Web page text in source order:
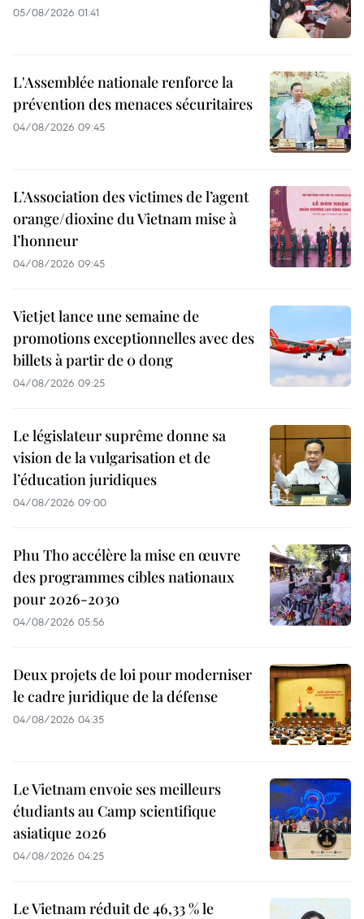
05/08/2026 01:41
L'Assemblée nationale renforce la
prévention des menaces sécuritaires
04/08/2026 09:45
L’Association des victimes de l’agent
orange/dioxine du Vietnam mise à
l’honneur
04/08/2026 09:45
Vietjet lance une semaine de
promotions exceptionnelles avec des
billets à partir de 0 dong
04/08/2026 09:25
Le législateur suprême donne sa
vision de la vulgarisation et de
l’éducation juridiques
04/08/2026 09:00
Phu Tho accélère la mise en œuvre
des programmes cibles nationaux
pour 2026-2030
04/08/2026 05:56
Deux projets de loi pour moderniser
le cadre juridique de la défense
04/08/2026 04:35
Le Vietnam envoie ses meilleurs
étudiants au Camp scientifique
asiatique 2026
04/08/2026 04:25
Le Vietnam réduit de 46,33 % le